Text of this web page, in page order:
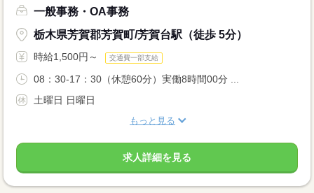
一般事務・OA事務
栃木県芳賀郡芳賀町/芳賀台駅（徒歩 5分）
時給1,500円～ 交通費一部支給
08：30-17：30（休憩60分）実働8時間00分 ...
土曜日 日曜日
もっと見る
求人詳細を見る